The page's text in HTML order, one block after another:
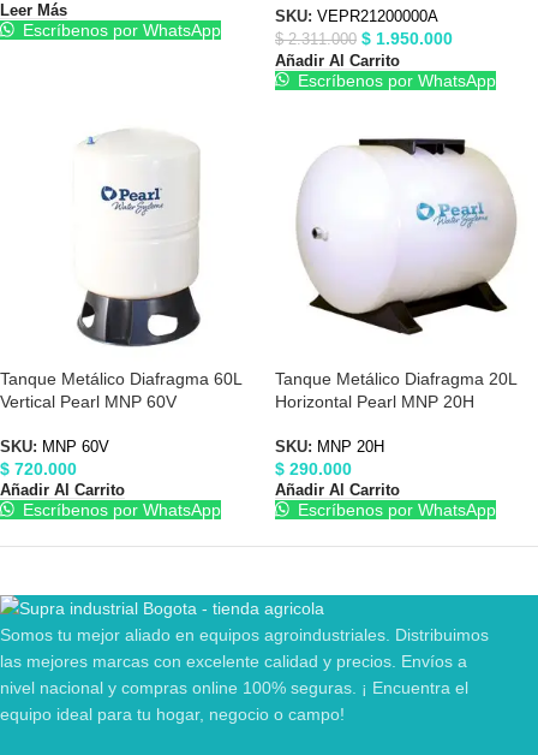
Leer Más
Escríbenos por WhatsApp
SKU: VEPR21200000A
$2.311.000 $ 1.950.000
Añadir Al Carrito
Escríbenos por WhatsApp
Tanque Metálico Diafragma 60L
Vertical Pearl MNP 60V
SKU: MNP 60V
$ 720.000
Añadir Al Carrito
Escríbenos por WhatsApp
Tanque Metálico Diafragma 20L
Horizontal Pearl MNP 20H
SKU: MNP 20H
$ 290.000
Añadir Al Carrito
Escríbenos por WhatsApp
Somos tu mejor aliado en equipos agroindustriales. Distribuimos
las mejores marcas con excelente calidad y precios. Envíos a
nivel nacional y compras online 100% seguras. ¡ Encuentra el
equipo ideal para tu hogar, negocio o campo!